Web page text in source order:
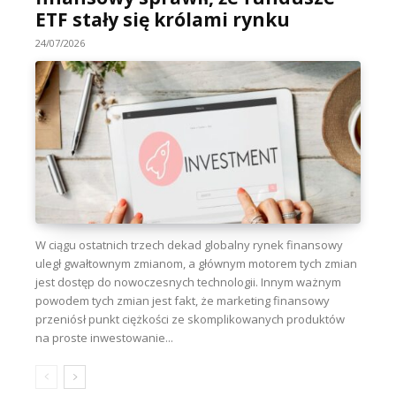
ETF stały się królami rynku
24/07/2026
W ciągu ostatnich trzech dekad globalny rynek finansowy
uległ gwałtownym zmianom, a głównym motorem tych zmian
jest dostęp do nowoczesnych technologii. Innym ważnym
powodem tych zmian jest fakt, że marketing finansowy
przeniósł punkt ciężkości ze skomplikowanych produktów
na proste inwestowanie...